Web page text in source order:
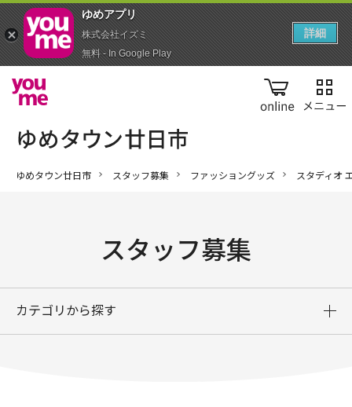
online
ゆめタウン廿日市 スタッフ募集 ファッショングッズ スタディオ
スタッフ募集
カテゴリから探す
ゆめアプ‪リ‬
株式会社イズミ
無料 - In Google Play
詳細